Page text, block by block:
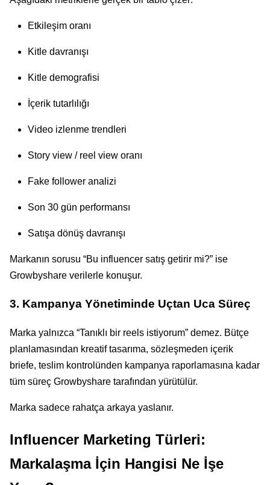
Etkileşim oranı
Kitle davranışı
Kitle demografisi
İçerik tutarlılığı
Video izlenme trendleri
Story view / reel view oranı
Fake follower analizi
Son 30 gün performansı
Satışa dönüş davranışı
Markanın sorusu “Bu influencer satış getirir mi?” ise
Growbyshare verilerle konuşur.
3. Kampanya Yönetiminde Uçtan Uca Süreç
Marka yalnızca “Tanıklı bir reels istiyorum” demez. Bütçe
planlamasından kreatif tasarıma, sözleşmeden içerik
briefe, teslim kontrolünden kampanya raporlamasına kadar
tüm süreç Growbyshare tarafından yürütülür.
Marka sadece rahatça arkaya yaslanır.
Influencer Marketing Türleri:
Markalaşma İçin Hangisi Ne İşe